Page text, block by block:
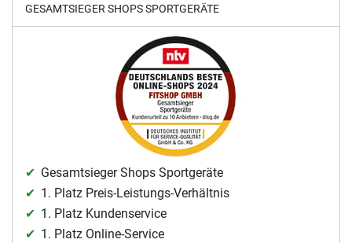
GESAMTSIEGER SHOPS SPORTGERÄTE
Gesamtsieger Shops Sportgeräte
1. Platz Preis-Leistungs-Verhältnis
1. Platz Kundenservice
1. Platz Online-Service